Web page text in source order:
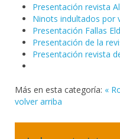
Presentación revista
Ninots indultados por
Presentación Fallas
Presentación de la
Presentación revista
Más en esta categoría: «
volver arriba